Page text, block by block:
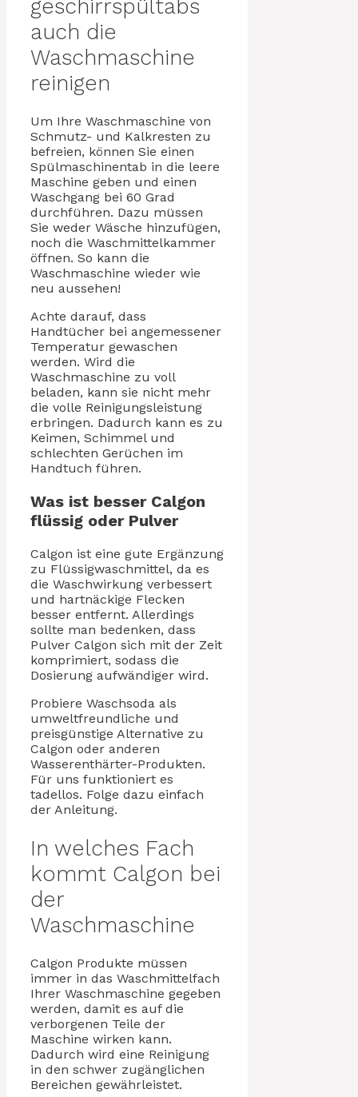
geschirrspültabs
auch die
Waschmaschine
reinigen
Um Ihre Waschmaschine von
Schmutz- und Kalkresten zu
befreien, können Sie einen
Spülmaschinentab in die leere
Maschine geben und einen
Waschgang bei 60 Grad
durchführen. Dazu müssen
Sie weder Wäsche hinzufügen,
noch die Waschmittelkammer
öffnen. So kann die
Waschmaschine wieder wie
neu aussehen!
Achte darauf, dass
Handtücher bei angemessener
Temperatur gewaschen
werden. Wird die
Waschmaschine zu voll
beladen, kann sie nicht mehr
die volle Reinigungsleistung
erbringen. Dadurch kann es zu
Keimen, Schimmel und
schlechten Gerüchen im
Handtuch führen.
Was ist besser Calgon
flüssig oder Pulver
Calgon ist eine gute Ergänzung
zu Flüssigwaschmittel, da es
die Waschwirkung verbessert
und hartnäckige Flecken
besser entfernt. Allerdings
sollte man bedenken, dass
Pulver Calgon sich mit der Zeit
komprimiert, sodass die
Dosierung aufwändiger wird.
Probiere Waschsoda als
umweltfreundliche und
preisgünstige Alternative zu
Calgon oder anderen
Wasserenthärter-Produkten.
Für uns funktioniert es
tadellos. Folge dazu einfach
der Anleitung.
In welches Fach
kommt Calgon bei
der
Waschmaschine
Calgon Produkte müssen
immer in das Waschmittelfach
Ihrer Waschmaschine gegeben
werden, damit es auf die
verborgenen Teile der
Maschine wirken kann.
Dadurch wird eine Reinigung
in den schwer zugänglichen
Bereichen gewährleistet.